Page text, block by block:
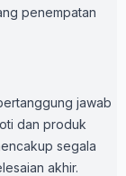
penempatan
jawab
dan produk
segala
akhir.